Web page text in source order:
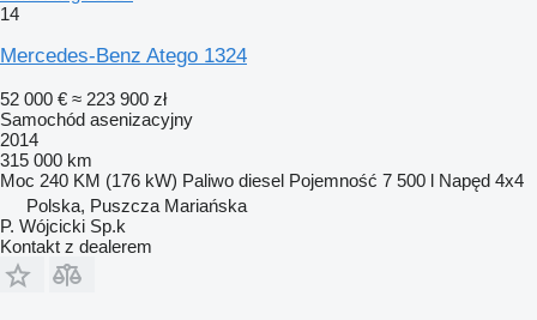
14
Mercedes-Benz Atego 1324
52 000 € ≈ 223 900 zł
Samochód asenizacyjny
2014
315 000 km
Moc 240 KM (176 kW) Paliwo diesel Pojemność 7 500 l Napęd 4x4
Polska, Puszcza Mariańska
P. Wójcicki Sp.k
Kontakt z dealerem